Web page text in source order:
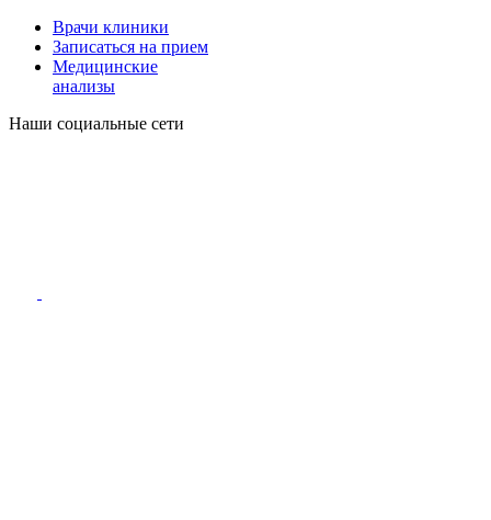
Врачи клиники
Записаться на прием
Медицинские
анализы
Наши социальные сети